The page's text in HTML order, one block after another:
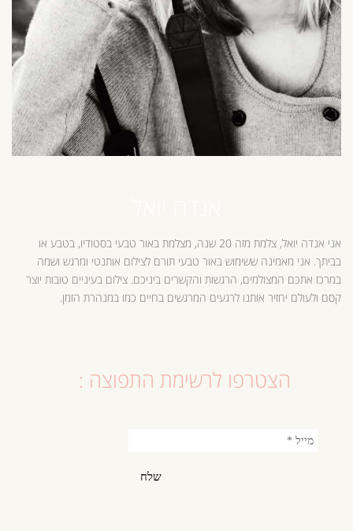
אני אנדה יואל, צלמת מזה 20 שנה, מצלמת באור טבעי בסטודיו, בטבע או
בביתך. אני מאמינה ששימוש באור טבעי תורם לצילום אותנטי ומרגש ושמה
במרכז אתכם המצולמים, הרגשות והקשרים ביניכם. צילום בעיניים טובות יוצר
קסם ולעולם יחזיר אותנו לרגעים המרגשים בחיים כמו במנהרת הזמן.
הצטרפו לרשימת התפוצה :